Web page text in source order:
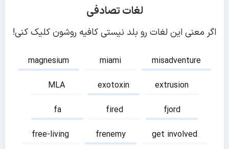
لغات تصادفی
اگر معنی این لغات رو بلد نیستی کافیه روشون کلیک کنی!
magnesium miami
misadventure
MLA
exotoxin
extrusion
fa
fired
fjord
free-living
frenemy
get involved